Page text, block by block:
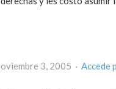
3, 2005 · Accede